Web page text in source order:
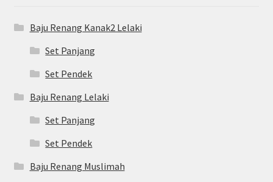
Baju Renang Kanak2 Lelaki
Set Panjang
Set Pendek
Baju Renang Lelaki
Set Panjang
Set Pendek
Baju Renang Muslimah